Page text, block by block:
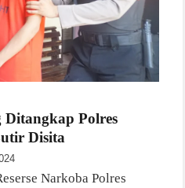
Polres
Disita
Narkoba Polres